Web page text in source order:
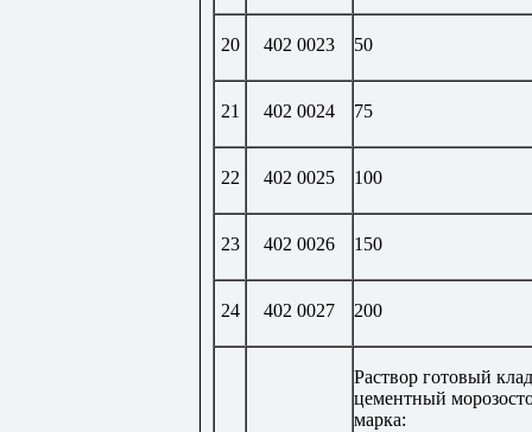
20 402 0023 50
21 402 0024 75
22 402 0025 100
23 402 0026 150
24 402 0027 200
Раствор готовый
цементный
марка: